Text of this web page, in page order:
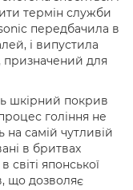
термін служби
передбачила в
і випустила
призначений для
шкірний покрив
гоління не
на самій чутливій
в бритвах
світі японської
що дозволяє